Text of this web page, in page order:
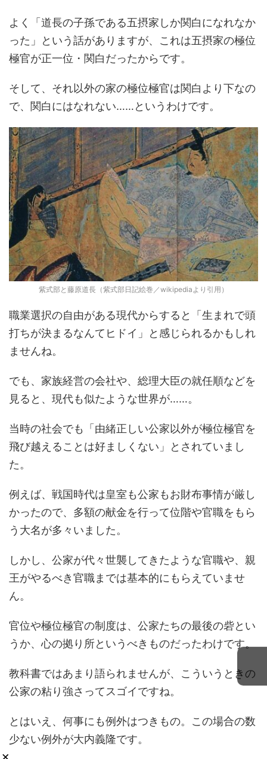
よく「道長の子孫である五摂家しか関白になれなか
った」という話がありますが、これは五摂家の極位
極官が正一位・関白だったからです。
そして、それ以外の家の極位極官は関白より下なの
で、関白にはなれない……というわけです。
紫式部と藤原道長（紫式部日記絵巻／wikipediaより引用）
職業選択の自由がある現代からすると「生まれで頭
打ちが決まるなんてヒドイ」と感じられるかもしれ
ませんね。
でも、家族経営の会社や、総理大臣の就任順などを
見ると、現代も似たような世界が……。
当時の社会でも「由緒正しい公家以外が極位極官を
飛び越えることは好ましくない」とされていまし
た。
例えば、戦国時代は皇室も公家もお財布事情が厳し
かったので、多額の献金を行って位階や官職をもら
う大名が多々いました。
しかし、公家が代々世襲してきたような官職や、親
王がやるべき官職までは基本的にもらえていませ
ん。
官位や極位極官の制度は、公家たちの最後の砦とい
うか、心の拠り所というべきものだったわけです。
教科書ではあまり語られませんが、こういうときの
公家の粘り強さってスゴイですね。
とはいえ、何事にも例外はつきもの。この場合の数
少ない例外が大内義隆です。